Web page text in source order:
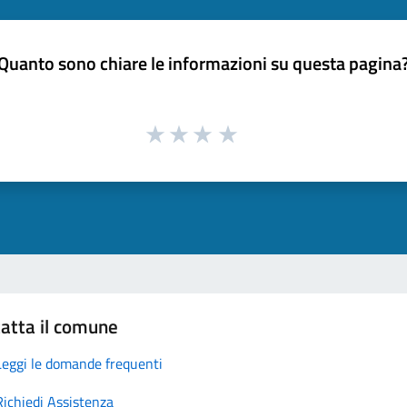
sono chiare le informazioni su questa
il comune
le domande frequenti
Assistenza